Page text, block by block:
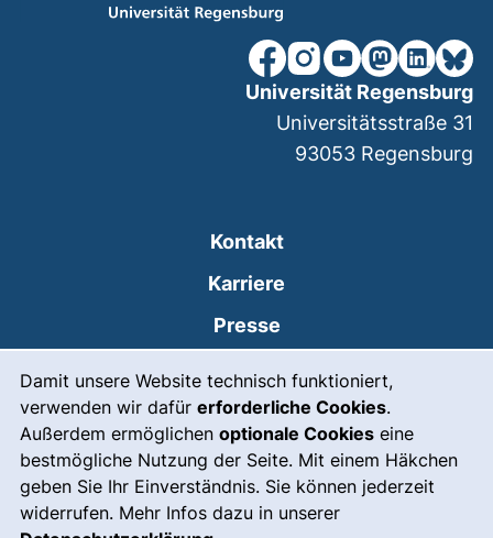
Damit unsere Website technisch funktioniert,
verwenden wir dafür erforderliche Cookies.
Außerdem ermöglichen optionale Cookies eine
bestmögliche Nutzung der Seite. Mit einem Häkchen
geben Sie Ihr Einverständnis. Sie können jederzeit
widerrufen. Mehr Infos dazu in unserer
unsere Facebook-Seite
unsere Instagram-
unsere YouTube-
unsereunsere
Kontakt
Karriere
Presse
Leichte Sprache
Gebärdensprache
Notfall(externer Link, öffnet
Universität Regensburg
Universitätsstraße 31
93053 Regensburg